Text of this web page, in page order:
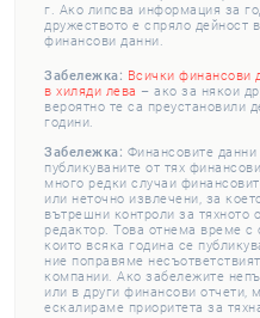
г. Ако липсва информация за
дружеството е спряло дейност
финансови данни.
Забележка: Всички финансови
в хиляди лева – ако за някои
вероятно те са преустановили
години.
Забележка: Финансовите
публикуваните от тях
много редки случаи
или неточно извлечени, за
вътрешни контроли за тяхното
редактор. Това отнема време с
които всяка година се
ние поправяме
компании. Ако забележите
или в други финансови отчети,
ескалираме приоритета за